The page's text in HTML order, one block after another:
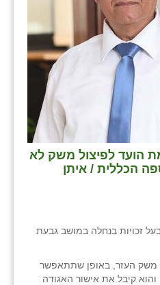
הועד לפיצול משק לא
הכללית / איתן
זכויות בנחלה במושב גבעת
משק העזר, באופן שתתאפשר
קיבל את אישור האגודה